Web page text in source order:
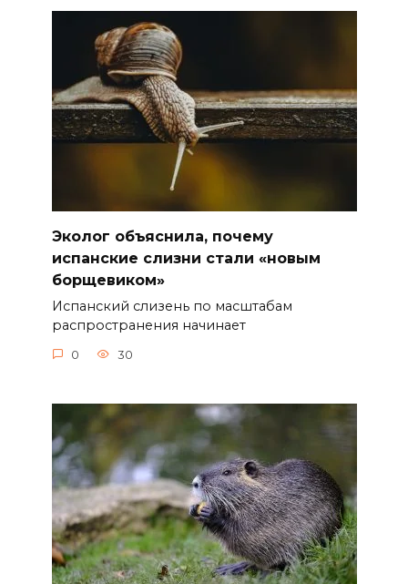
Эколог объяснила, почему
испанские слизни стали «новым
борщевиком»
Испанский слизень по масштабам
распространения начинает
0 30